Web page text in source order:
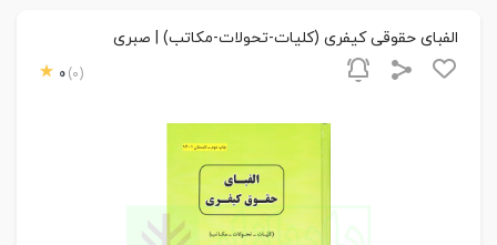
الفبای حقوقی کیفری (کلیات-تحولات-مکاتب) | صبری
0 (0)